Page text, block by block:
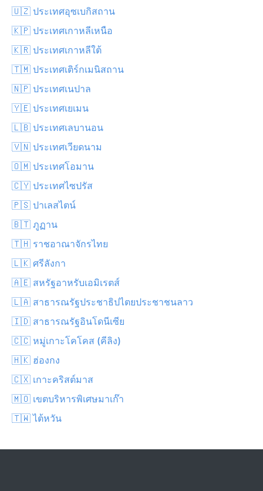
🇺🇿 ประเทศอุซเบกิสถาน
🇰🇵 ประเทศเกาหลีเหนือ
🇰🇷 ประเทศเกาหลีใต้
🇹🇲 ประเทศเติร์กเมนิสถาน
🇳🇵 ประเทศเนปาล
🇾🇪 ประเทศเยเมน
🇱🇧 ประเทศเลบานอน
🇻🇳 ประเทศเวียดนาม
🇴🇲 ประเทศโอมาน
🇨🇾 ประเทศไซปรัส
🇵🇸 ปาเลสไตน์
🇧🇹 ภูฏาน
🇹🇭 ราชอาณาจักรไทย
🇱🇰 ศรีลังกา
🇦🇪 สหรัฐอาหรับเอมิเรตส์
🇱🇦 สาธารณรัฐประชาธิปไตยประชาชนลาว
🇮🇩 สาธารณรัฐอินโดนีเซีย
🇨🇨 หมู่เกาะโคโคส (คีลิง)
🇭🇰 ฮ่องกง
🇨🇽 เกาะคริสต์มาส
🇲🇴 เขตบริหารพิเศษมาเก๊า
🇹🇼 ไต้หวัน